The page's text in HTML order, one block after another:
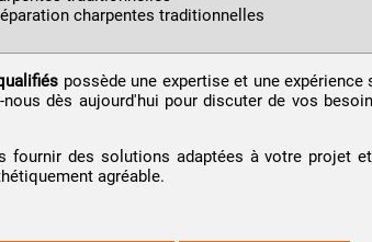
charpentes traditionnelles
possède une expertise et une
dès aujourd'hui pour discuter de vos
fournir des solutions adaptées à votre projet
agréable.